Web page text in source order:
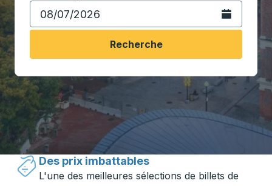
Ouvrez le
Recherche
Voyager en toute simplicité avec
Trailways
Des prix imbattables
L'une des meilleures sélections de billets de